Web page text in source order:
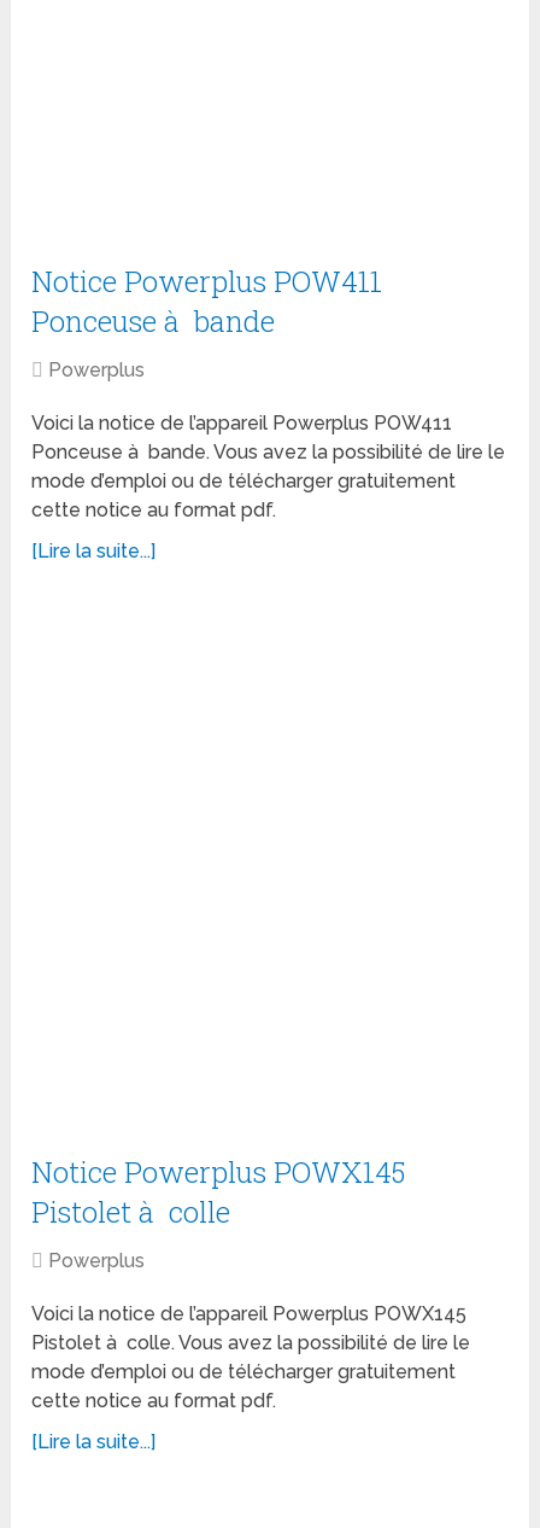
Notice Powerplus POW411
Ponceuse à bande
Powerplus
Voici la notice de l’appareil Powerplus POW411
Ponceuse à bande. Vous avez la possibilité de lire le
mode d’emploi ou de télécharger gratuitement
cette notice au format pdf.
[Lire la suite...]
Notice Powerplus POWX145
Pistolet à colle
Powerplus
Voici la notice de l’appareil Powerplus POWX145
Pistolet à colle. Vous avez la possibilité de lire le
mode d’emploi ou de télécharger gratuitement
cette notice au format pdf.
[Lire la suite...]